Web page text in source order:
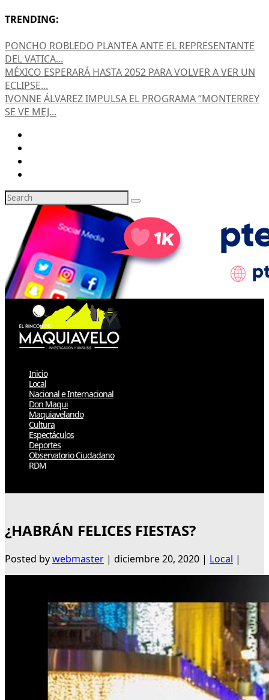
TRENDING:
PONCHO ROBLEDO PLANTEA ANTE EL REPRESENTANTE
DEL VATICA...
MÉXICO ESPERARÁ HASTA 2052 PARA VOLVER A VER UN
ECLIPSE...
IVONNE ÁLVAREZ IMPULSA EL PROGRAMA “MONTERREY
SE VE MEJ...
Inicio
Local
Nacional e Internacional
Don Maqui
Maquiavelando
Cultura
Espectáculos
Deportes
Observatorio Ciudadano
RDM
¿HABRÁN FELICES FIESTAS?
Posted bywebmaster | diciembre 20, 2020 | Local |